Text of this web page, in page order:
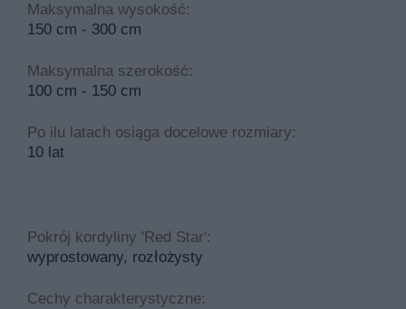
Maksymalna wysokość:
150 cm - 300 cm
Maksymalna szerokość:
100 cm - 150 cm
Po ilu latach osiąga docelowe rozmiary:
10 lat
Pokrój kordyliny 'Red Star':
wyprostowany, rozłożysty
Cechy charakterystyczne: